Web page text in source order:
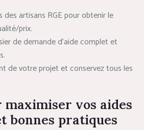
des artisans RGE pour obtenir le
prix.
de demande d’aide complet et
de votre projet et conservez tous les
maximiser vos aides
bonnes pratiques